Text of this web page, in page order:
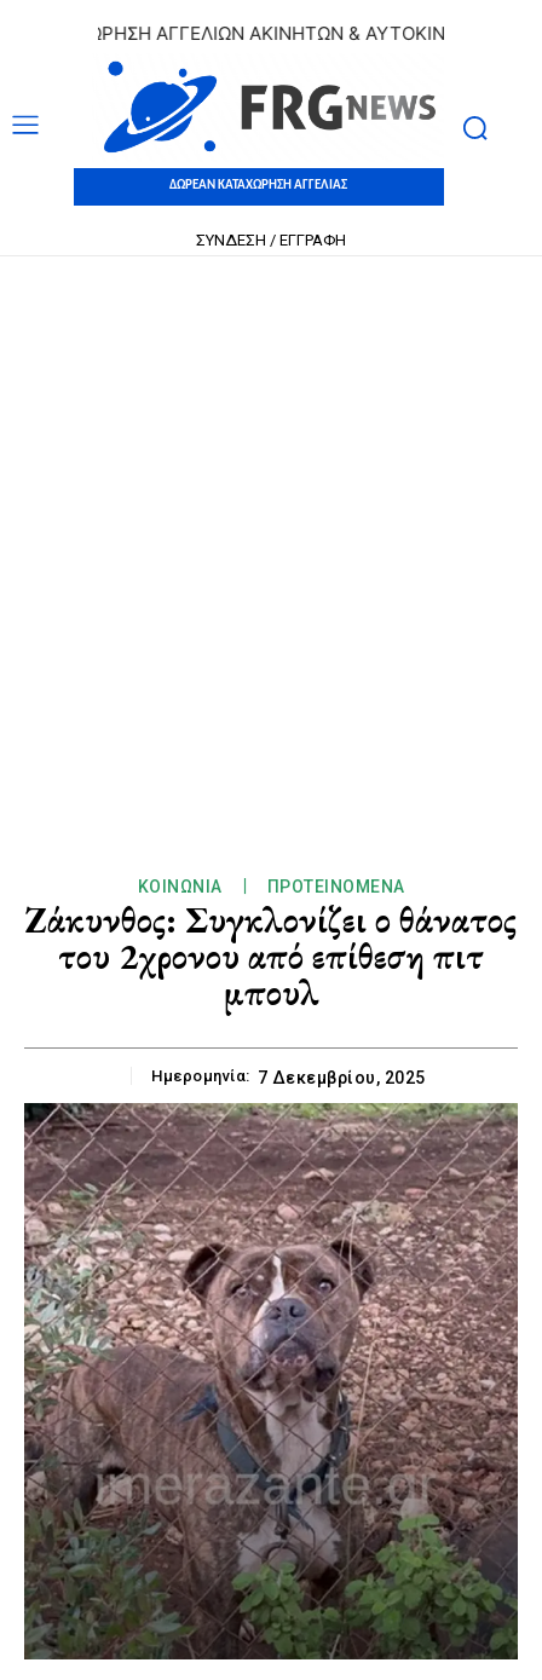
ΑΓΓΕΛΙΩΝ ΑΚΙΝΗΤΩΝ & ΑΥΤΟΚΙΝΗΤΩΝ |
ΔΩΡΕΑΝ ΚΑΤΑΧΩΡΗΣΗ ΑΓΓΕΛΙΑΣ
ΣΥΝΔΕΣΗ / ΕΓΓΡΑΦΗ
ΚΟΙΝΩΝΊΑ ΠΡΟΤΕΙΝΌΜΕΝΑ
Ζάκυνθος: Συγκλονίζει ο θάνατος
του 2χρονου από επίθεση πιτ
μπουλ
Ημερομηνία: 7 Δεκεμβρίου, 2025